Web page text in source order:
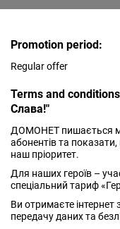
Promotion period:
Regular offer
Terms and
Слава!"
ДОМОНЕТ пишається
абонентів та
наш пріоритет.
Для наших героїв –
спеціальний тариф
Ви отримаєте
передачу даних та